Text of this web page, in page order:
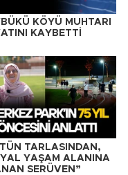
KÖYÜ MUHTARI
KAYBETTİ
TARLASINDAN,
YAŞAM ALANINA
SERÜVEN”